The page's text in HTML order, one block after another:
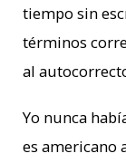
tiempo sin
términos
al
Yo nunca
es americano